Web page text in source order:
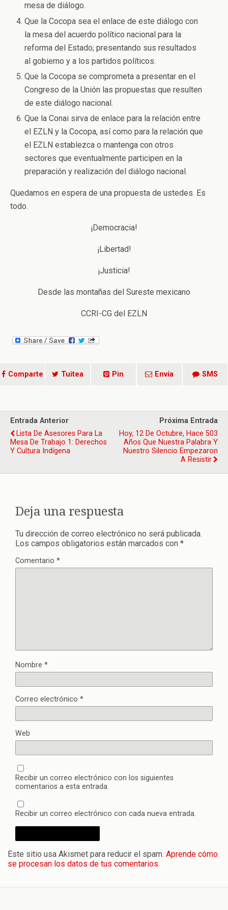
mesa de diálogo.
Que la Cocopa sea el enlace de este diálogo con
la mesa del acuerdo político nacional para la
reforma del Estado; presentando sus resultados
al gobierno y a los partidos políticos.
Que la Cocopa se comprometa a presentar en el
Congreso de la Unión las propuestas que resulten
de este diálogo nacional.
Que la Conai sirva de enlace para la relación entre
el EZLN y la Cocopa, así como para la relación que
el EZLN establezca o mantenga con otros
sectores que eventualmente participen en la
preparación y realización del diálogo nacional.
Quedamos en espera de una propuesta de ustedes. Es
todo.
¡Democracia!
¡Libertad!
¡Justicia!
Desde las montañas del Sureste mexicano
CCRI-CG del EZLN
Comparte Tuitea Pin Envía SMS
Entrada Anterior
Lista De Asesores Para La
Mesa De Trabajo 1: Derechos
Y Cultura Indígena
Próxima Entrada
Hoy, 12 De Octubre, Hace 503
Años Que Nuestra Palabra Y
Nuestro Silencio Empezaron
A Resistir
Deja una respuesta
Tu dirección de correo electrónico no será publicada.
Los campos obligatorios están marcados con *
Comentario *
Nombre *
Correo electrónico *
Web
Recibir un correo electrónico con los siguientes
comentarios a esta entrada.
Recibir un correo electrónico con cada nueva entrada.
Este sitio usa Akismet para reducir el spam. Aprende cómo
se procesan los datos de tus comentarios.